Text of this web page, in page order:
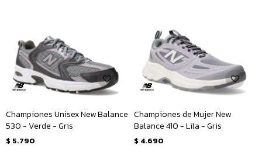
Championes Unisex New Balance
530 - Verde - Gris
$ 5.790
Championes de Mujer New
Balance 410 - Lila - Gris
$ 4.690